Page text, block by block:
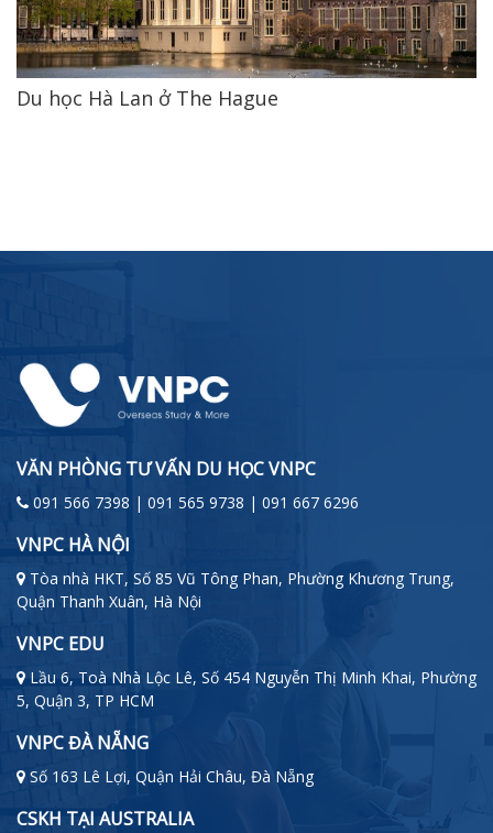
Du học Hà Lan ở The Hague
VĂN PHÒNG TƯ VẤN DU HỌC VNPC
091 566 7398 | 091 565 9738 | 091 667 6296
VNPC HÀ NỘI
Tòa nhà HKT, Số 85 Vũ Tông Phan, Phường Khương Trung,
Quận Thanh Xuân, Hà Nội
VNPC EDU
Lầu 6, Toà Nhà Lộc Lê, Số 454 Nguyễn Thị Minh Khai, Phường
5, Quận 3, TP HCM
VNPC ĐÀ NẴNG
Số 163 Lê Lợi, Quận Hải Châu, Đà Nẵng
CSKH TẠI AUSTRALIA